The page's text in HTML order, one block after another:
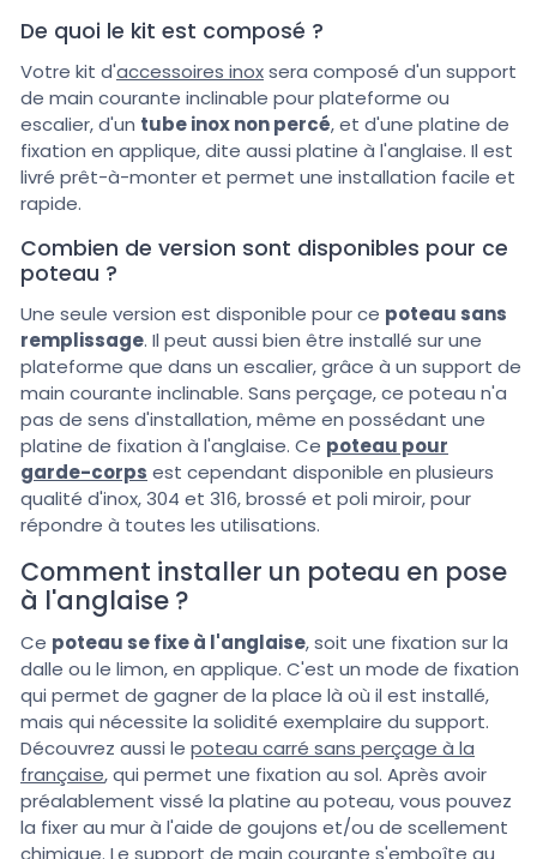
De quoi le kit est composé ?
Votre kit d'accessoires inoxsera composé d'un support
de main courante inclinable pour plateforme ou
escalier, d'un tube inox non percé, et d'une platine de
fixation en applique, dite aussi platine à l'anglaise. Il est
livré prêt-à-monter et permet une installation facile et
rapide.
Combien de version sont disponibles pour ce
poteau ?
Une seule version est disponible pour ce poteau sans
remplissage. Il peut aussi bien être installé sur une
plateforme que dans un escalier, grâce à un support de
main courante inclinable. Sans perçage, ce poteau n'a
pas de sens d'installation, même en possédant une
platine de fixation à l'anglaise. Ce poteau pour
garde-corps est cependant disponible en plusieurs
qualité d'inox, 304 et 316, brossé et poli miroir, pour
répondre à toutes les utilisations.
Comment installer un poteau en pose
à l'anglaise ?
Ce poteau se fixe à l'anglaise, soit une fixation sur la
dalle ou le limon, en applique. C'est un mode de fixation
qui permet de gagner de la place là où il est installé,
mais qui nécessite la solidité exemplaire du support.
Découvrez aussi le poteau carré sans perçage à la
française, qui permet une fixation au sol. Après avoir
préalablement vissé la platine au poteau, vous pouvez
la fixer au mur à l'aide de goujons et/ou de scellement
chimique. Le support de main courante s'emboîte au